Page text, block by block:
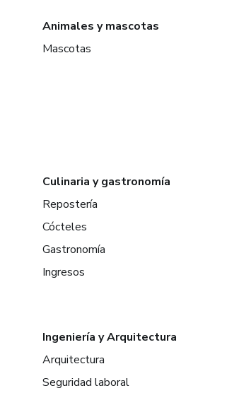
Animales y mascotas
Mascotas
Culinaria y gastronomía
Repostería
Cócteles
Gastronomía
Ingresos
Ingeniería y Arquitectura
Arquitectura
Seguridad laboral